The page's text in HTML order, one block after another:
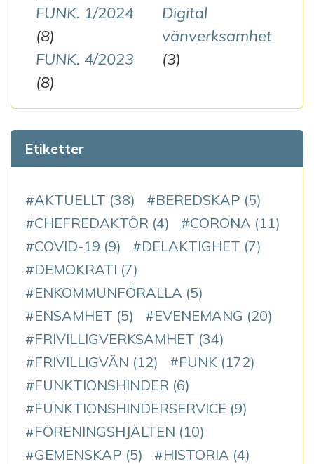
FUNK. 1/2024
(8)
FUNK. 4/2023
(8)
Digital
vänverksamhet
(3)
Etiketter
AKTUELLT (38) BEREDSKAP (5)
CHEFREDAKTÖR (4) CORONA (11)
COVID-19 (9) DELAKTIGHET (7)
DEMOKRATI (7)
ENKOMMUNFÖRALLA (5)
ENSAMHET (5) EVENEMANG (20)
FRIVILLIGVERKSAMHET (34)
FRIVILLIGVÄN (12) FUNK (172)
FUNKTIONSHINDER (6)
FUNKTIONSHINDERSERVICE (9)
FÖRENINGSHJÄLTEN (10)
GEMENSKAP (5) HISTORIA (4)